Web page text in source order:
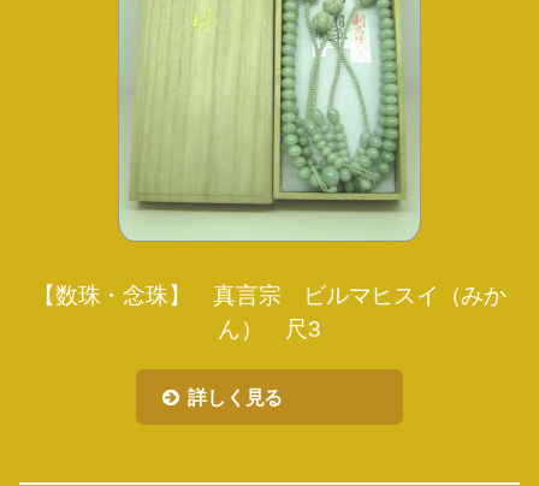
【数珠・念珠】 真言宗 ビルマヒスイ（みか
ん） 尺3
詳しく見る